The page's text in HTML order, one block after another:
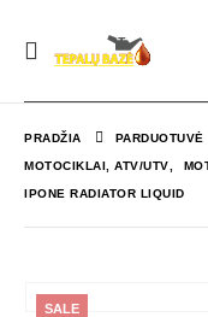
PRADŽIA PARDUOTUVĖ
MOTOCIKLAI, ATV/UTV
IPONE RADIATOR LIQUID
SALE